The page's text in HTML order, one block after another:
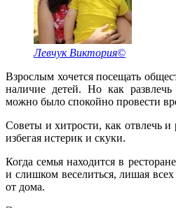
Левчук Виктория©
Взрослым хочется посещать
наличие детей. Но как
можно было спокойно провести
Советы и хитрости, как отвлечь и
избегая истерик и скуки.
Когда семья находится в
и слишком веселиться, лишая
от дома.